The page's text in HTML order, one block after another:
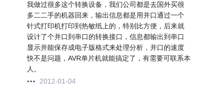
我做过很多这个转换设备，我们公司都是去国外买很
多二二手的机器回来，输出信息都是用并口通过一个
针式打印机打印到热敏纸上的，特别比方便，后来就
设计了个并口到串口的转换接口，信息都输出到串口
显示并能保存成电子版格式来处理分析，并口的速度
快不是问题，AVR单片机就能搞定了，有需要可联系本
人。
2012-01-04